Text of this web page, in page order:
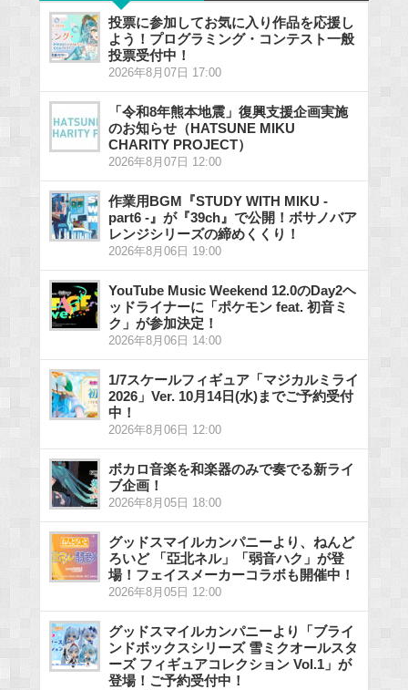
投票に参加してお気に入り作品を応援し
よう！プログラミング・コンテスト一般
投票受付中！
2026年8月07日 17:00
「令和8年熊本地震」復興支援企画実施
のお知らせ（HATSUNE MIKU
CHARITY PROJECT）
2026年8月07日 12:00
作業用BGM『STUDY WITH MIKU -
part6 -』が『39ch』で公開！ボサノバア
レンジシリーズの締めくくり！
2026年8月06日 19:00
YouTube Music Weekend 12.0のDay2ヘ
ッドライナーに「ポケモン feat. 初音ミ
ク」が参加決定！
2026年8月06日 14:00
1/7スケールフィギュア「マジカルミライ
2026」Ver. 10月14日(水)までご予約受付
中！
2026年8月06日 12:00
ボカロ音楽を和楽器のみで奏でる新ライ
ブ企画！
2026年8月05日 18:00
グッドスマイルカンパニーより、ねんど
ろいど 「亞北ネル」「弱音ハク」が登
場！フェイスメーカーコラボも開催中！
2026年8月05日 12:00
グッドスマイルカンパニーより「ブライ
ンドボックスシリーズ 雪ミクオールスタ
ーズ フィギュアコレクション Vol.1」が
登場！ご予約受付中！